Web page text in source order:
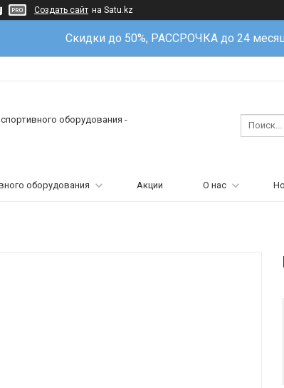
Создать сайт на Satu.kz
Скидки до 50%, РАССРОЧКА до 24
оборудования -
оборудования Акции О нас